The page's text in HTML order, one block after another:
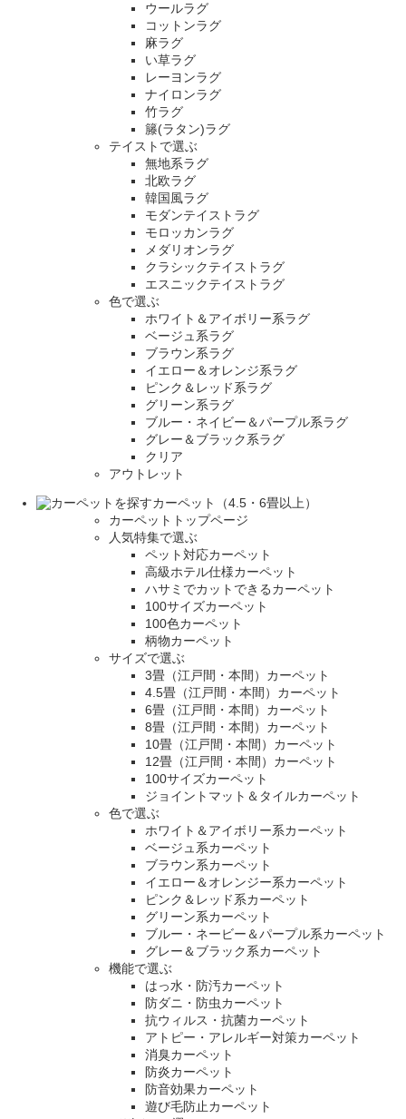
ウールラグ
コットンラグ
麻ラグ
い草ラグ
レーヨンラグ
ナイロンラグ
竹ラグ
籐(ラタン)ラグ
テイストで選ぶ
無地系ラグ
北欧ラグ
韓国風ラグ
モダンテイストラグ
モロッカンラグ
メダリオンラグ
クラシックテイストラグ
エスニックテイストラグ
色で選ぶ
ホワイト＆アイボリー系ラグ
ベージュ系ラグ
ブラウン系ラグ
イエロー＆オレンジ系ラグ
ピンク＆レッド系ラグ
グリーン系ラグ
ブルー・ネイビー＆パープル系ラグ
グレー＆ブラック系ラグ
クリア
アウトレット
カーペット（4.5・6畳以上）
カーペットトップページ
人気特集で選ぶ
ペット対応カーペット
高級ホテル仕様カーペット
ハサミでカットできるカーペット
100サイズカーペット
100色カーペット
柄物カーペット
サイズで選ぶ
3畳（江戸間・本間）カーペット
4.5畳（江戸間・本間）カーペット
6畳（江戸間・本間）カーペット
8畳（江戸間・本間）カーペット
10畳（江戸間・本間）カーペット
12畳（江戸間・本間）カーペット
100サイズカーペット
ジョイントマット＆タイルカーペット
色で選ぶ
ホワイト＆アイボリー系カーペット
ベージュ系カーペット
ブラウン系カーペット
イエロー＆オレンジー系カーペット
ピンク＆レッド系カーペット
グリーン系カーペット
ブルー・ネービー＆パープル系カーペット
グレー＆ブラック系カーペット
機能で選ぶ
はっ水・防汚カーペット
防ダニ・防虫カーペット
抗ウィルス・抗菌カーペット
アトピー・アレルギー対策カーペット
消臭カーペット
防炎カーペット
防音効果カーペット
遊び毛防止カーペット